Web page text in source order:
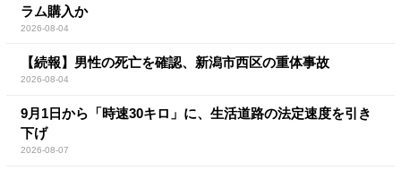
ラム購入か
2026-08-04
【続報】男性の死亡を確認、新潟市西区の重体事故
2026-08-04
9月1日から「時速30キロ」に、生活道路の法定速度を引き
下げ
2026-08-07